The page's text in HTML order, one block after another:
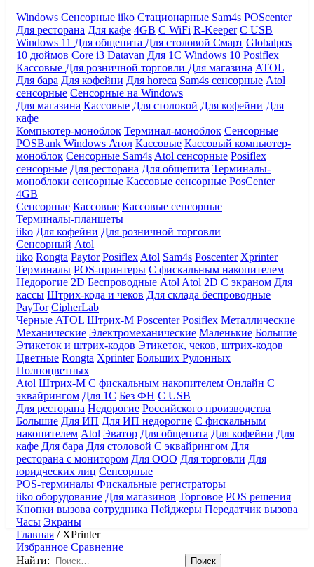
Windows Сенсорные iiko Стационарные Sam4s POScenter
Для ресторана Для кафе 4GB С WiFi R-Keeper С USB
Windows 11 Для общепита Для столовой Смарт Globalpos
10 дюймов Core i3 Datavan Для 1С Windows 10 Posiflex
Кассовые Для розничной торговли Для магазина ATOL
Для бара Для кофейни Для horeca Sam4s сенсорные Atol
сенсорные Сенсорные на Windows
Для магазина Кассовые Для столовой Для кофейни Для
кафе
Компьютер-моноблок Терминал-моноблок Сенсорные
POSBank Windows Атол Кассовые Кассовый компьютер-
моноблок Сенсорные Sam4s Atol сенсорные Posiflex
сенсорные Для ресторана Для общепита Терминалы-
моноблоки сенсорные Кассовые сенсорные PosCenter
4GB
Сенсорные Кассовые Кассовые сенсорные
Терминалы-планшеты
iiko Для кофейни Для розничной торговли
Сенсорный Atol
iiko Rongta Paytor Posiflex Atol Sam4s Poscenter Xprinter
Терминалы POS-принтеры С фискальным накопителем
Недорогие 2D Беспроводные Atol Atol 2D С экраном Для
кассы Штрих-кода и чеков Для склада беспроводные
PayTor CipherLab
Черные ATOL Штрих-М Poscenter Posiflex Металлические
Механические Электромеханические Маленькие Большие
Этикеток и штрих-кодов Этикеток, чеков, штрих-кодов
Цветные Rongta Xprinter Больших Рулонных
Полноцветных
Atol Штрих-М С фискальным накопителем Онлайн С
эквайрингом Для 1С Без ФН С USB
Для ресторана Недорогие Российского производства
Большие Для ИП Для ИП недорогие С фискальным
накопителем Atol Эватор Для общепита Для кофейни Для
кафе Для бара Для столовой С эквайрингом Для
ресторана с монитором Для ООО Для торговли Для
юридческих лиц Сенсорные
POS-терминалы Фискальные регистраторы
iiko оборудование Для магазинов Торговое POS решения
Кнопки вызова сотрудника Пейджеры Передатчик вызова
Часы Экраны
Главная / XPrinter
Избранное Сравнение
Найти: